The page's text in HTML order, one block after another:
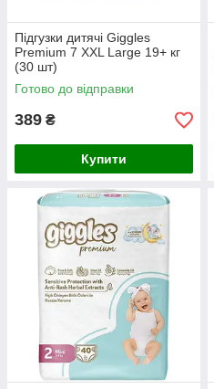
Підгузки дитячі Giggles
Premium 7 XXL Large 19+ кг
(30 шт)
Готово до відправки
389 ₴
Купити